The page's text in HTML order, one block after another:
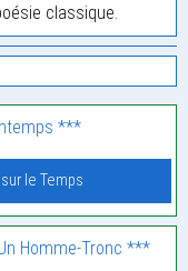
classique.
***
le Temps
Homme-Tronc ***